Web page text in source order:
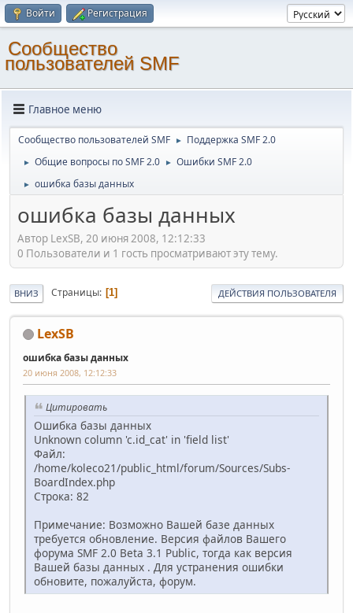
Войти Регистрация
Cообщество
пользователей SMF
Главное меню
Cообщество пользователей SMF ► Поддержка SMF 2.0
► Общие вопросы по SMF 2.0 ► Ошибки SMF 2.0
► ошибка базы данных
ошибка базы данных
Автор LexSB, 20 июня 2008, 12:12:33
0 Пользователи и 1 гость просматривают эту тему.
ВНИЗ Страницы 1 ДЕЙСТВИЯ ПОЛЬЗОВАТЕЛЯ
LexSB
ошибка базы данных
20 июня 2008, 12:12:33
Цитировать
Ошибка базы данных
Unknown column 'c.id_cat' in 'field list'
Файл:
/home/koleco21/public_html/forum/Sources/Subs-
BoardIndex.php
Строка: 82
Примечание: Возможно Вашей базе данных
требуется обновление. Версия файлов Вашего
форума SMF 2.0 Beta 3.1 Public, тогда как версия
Вашей базы данных . Для устранения ошибки
обновите, пожалуйста, форум.